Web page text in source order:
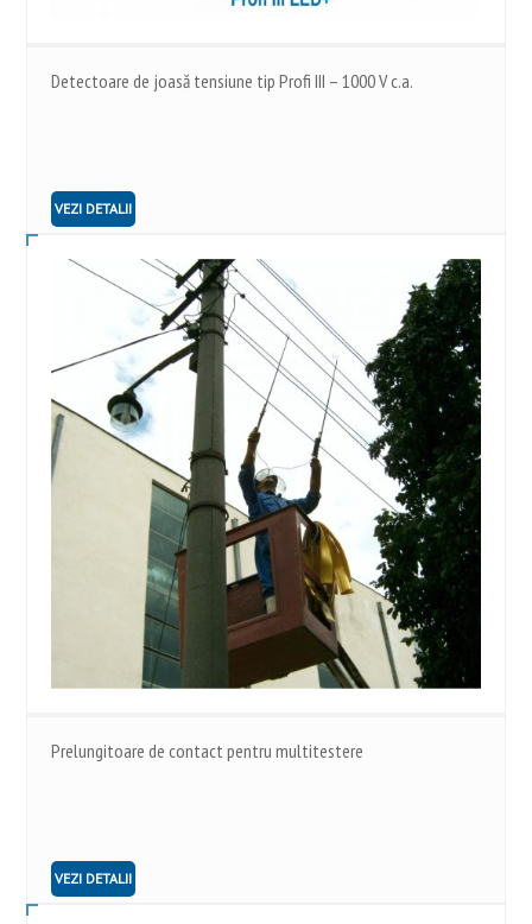
Detectoare de joasă tensiune tip Profi III – 1000 V c.a.
VEZI DETALII
Prelungitoare de contact pentru multitestere
VEZI DETALII